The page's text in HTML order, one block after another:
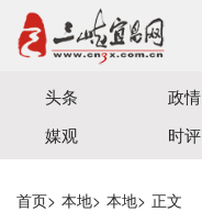
宜昌三峡融媒体中心主办
头条 政情
媒观
时评
首页> 本地> 本地> 正文